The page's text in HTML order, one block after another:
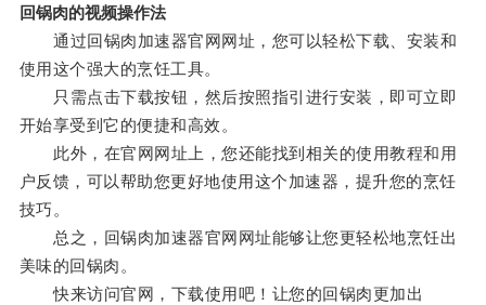
回锅肉的视频操作法
通过回锅肉加速器官网网址，您可以轻松下载、安装和
使用这个强大的烹饪工具。
只需点击下载按钮，然后按照指引进行安装，即可立即
开始享受到它的便捷和高效。
此外，在官网网址上，您还能找到相关的使用教程和用
户反馈，可以帮助您更好地使用这个加速器，提升您的烹饪
技巧。
总之，回锅肉加速器官网网址能够让您更轻松地烹饪出
美味的回锅肉。
快来访问官网，下载使用吧！让您的回锅肉更加出